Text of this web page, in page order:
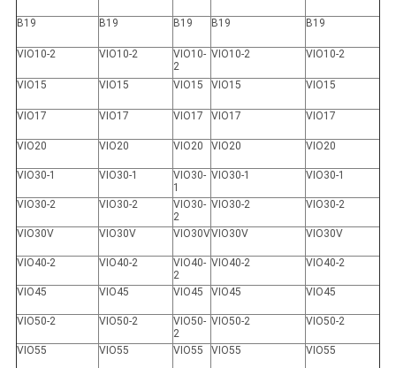
B19 B19 B19 B19 B19
VIO10-2 VIO10-2
VIO10-
2
VIO10-2 VIO10-2
VIO15 VIO15 VIO15 VIO15 VIO15
VIO17 VIO17 VIO17 VIO17 VIO17
VIO20 VIO20 VIO20 VIO20 VIO20
VIO30-1 VIO30-1
VIO30-
1
VIO30-1 VIO30-1
VIO30-2 VIO30-2
VIO30-
2
VIO30-2 VIO30-2
VIO30V VIO30V VIO30VVIO30V VIO30V
VIO40-2 VIO40-2
VIO40-
2
VIO40-2 VIO40-2
VIO45 VIO45 VIO45 VIO45 VIO45
VIO50-2 VIO50-2
VIO50-
2
VIO50-2 VIO50-2
VIO55 VIO55 VIO55 VIO55 VIO55